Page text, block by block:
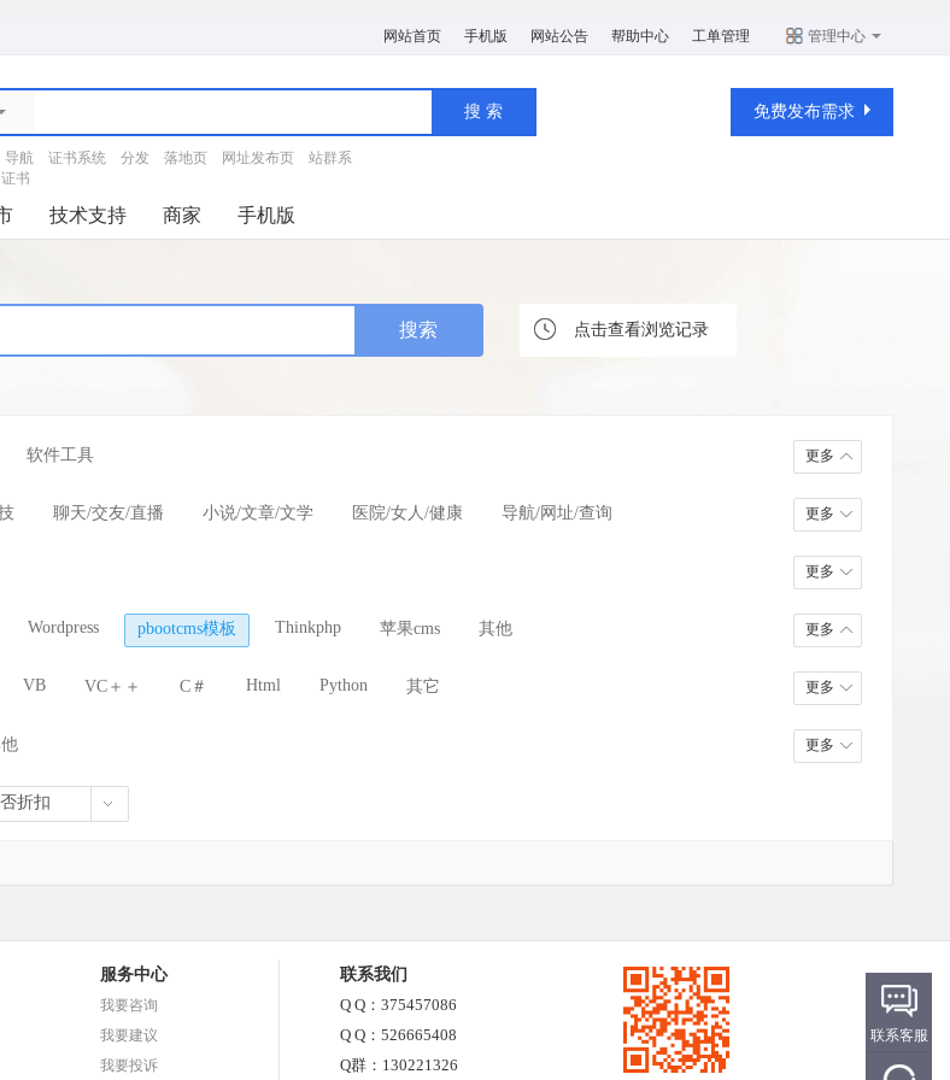
网站首页 手机版 网站公告 帮助中心 工单管理 管理中心
导航 证书系统 分发 落地页 网址发布页
站群系
证书
免费发布需求
技术支持 商家 手机版
点击查看浏览记录
软件工具 更多
聊天/交友/直播 小说/文章/文学 医院/女人/健康 导航/网址/查询 更多
更多
Wordpress pbootcms模板 Thinkphp 苹果cms 其他 更多
VB VC＋＋ C＃ Html Python 其它 更多
更多
折扣
服务中心
我要咨询
我要建议
我要投诉
联系我们
Q Q：375457086
Q Q：526665408
Q群：130221326
联系客服